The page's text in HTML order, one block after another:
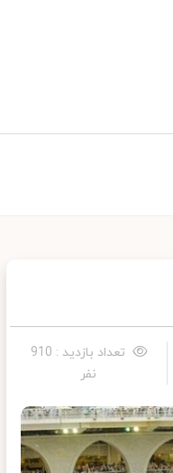
تعداد بازدید : 910
نفر